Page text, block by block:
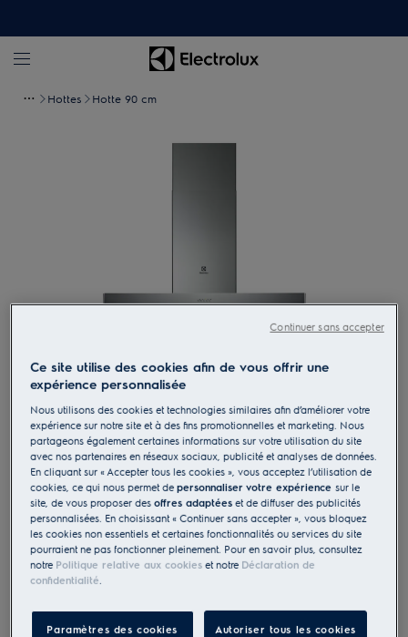
Hottes Hotte 90 cm
WHL9037CN
Évacuation Recyclage Hotte design
murale A 90 cm Acier inox
0 (0)
EU Fiche produit
1 190.00 CHF
Ce site utilise des cookies afin de vous offrir une
expérience personnalisée
Nous utilisons des cookies et technologies similaires afin d’améliorer votre
expérience sur notre site et à des fins promotionnelles et marketing. Nous
partageons également certaines informations sur votre utilisation du site
avec nos partenaires en réseaux sociaux, publicité et analyses de données.
En cliquant sur « Accepter tous les cookies », vous acceptez l’utilisation de
cookies, ce qui nous permet depersonnaliser votre expériencesur le
site, de vous proposer desoffres adaptées et de diffuser des publicités
personnalisées. En choisissant « Continuer sans accepter », vous bloquez
les cookies non essentiels et certaines fonctionnalités ou services du site
pourraient ne pas fonctionner pleinement. Pour en savoir plus, consultez
notre Politique relative aux cookies et notre Déclaration de
confidentialité.
Paramètres des cookies Autoriser tous les cookies
Continuer sans accepter